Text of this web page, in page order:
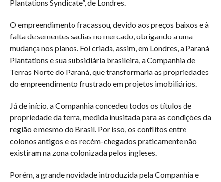
Plantations Syndicate”, de Londres.
O empreendimento fracassou, devido aos preços baixos e à
falta de sementes sadias no mercado, obrigando a uma
mudança nos planos. Foi criada, assim, em Londres, a Paraná
Plantations e sua subsidiária brasileira, a Companhia de
Terras Norte do Paraná, que transformaria as propriedades
do empreendimento frustrado em projetos imobiliários.
Já de início, a Companhia concedeu todos os títulos de
propriedade da terra, medida inusitada para as condições da
região e mesmo do Brasil. Por isso, os conflitos entre
colonos antigos e os recém-chegados praticamente não
existiram na zona colonizada pelos ingleses.
Porém, a grande novidade introduzida pela Companhia e